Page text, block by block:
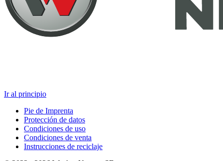
Ir al principio
Pie de Imprenta
Protección de datos
Condiciones de uso
Condiciones de venta
Instrucciones de reciclaje